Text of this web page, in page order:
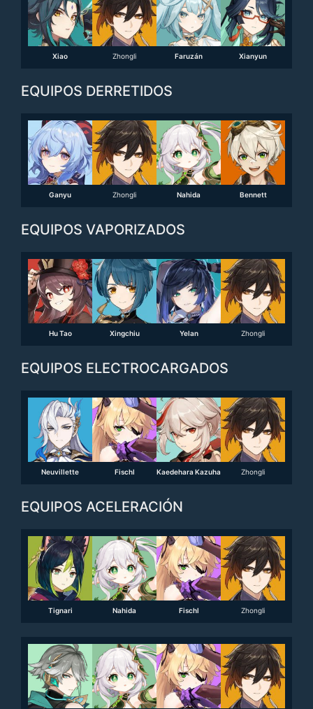
Xiao Zhongli Faruzán Xianyun
EQUIPOS DERRETIDOS
Ganyu Zhongli Nahida Bennett
EQUIPOS VAPORIZADOS
Hu Tao Xingchiu Yelan Zhongli
EQUIPOS ELECTROCARGADOS
Neuvillette Fischl Kaedehara Kazuha Zhongli
EQUIPOS ACELERACIÓN
Tignari Nahida Fischl Zhongli